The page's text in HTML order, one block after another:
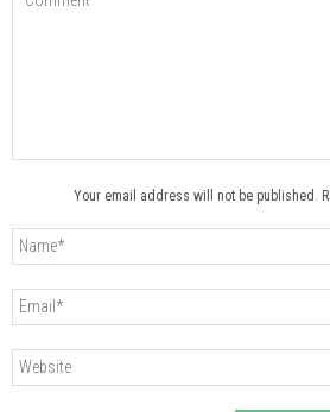
Your email address will not be published.